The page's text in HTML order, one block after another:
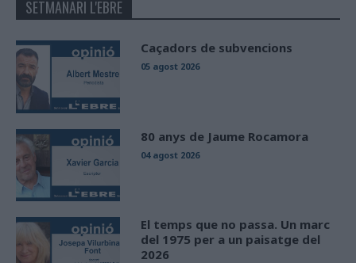
SETMANARI L'EBRE
Caçadors de subvencions
05 agost 2026
80 anys de Jaume Rocamora
04 agost 2026
El temps que no passa. Un marc
del 1975 per a un paisatge del
2026